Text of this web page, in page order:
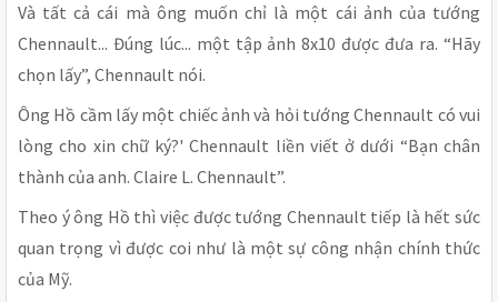
Và tất cả cái mà ông muốn chỉ là một cái ảnh của tướng
Chennault... Đúng lúc... một tập ảnh 8x10 được đưa ra. “Hãy
chọn lấy”, Chennault nói.
Ông Hồ cầm lấy một chiếc ảnh và hỏi tướng Chennault có vui
lòng cho xin chữ ký?' Chennault liền viết ở dưới “Bạn chân
thành của anh. Claire L. Chennault”.
Theo ý ông Hồ thì việc được tướng Chennault tiếp là hết sức
quan trọng vì được coi như là một sự công nhận chính thức
của Mỹ.